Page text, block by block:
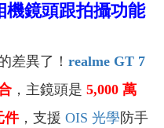
機鏡頭跟拍攝功能
異了！ realme GT 7
，主鏡頭是 5,000 萬
件，支援 OIS 光學 防手